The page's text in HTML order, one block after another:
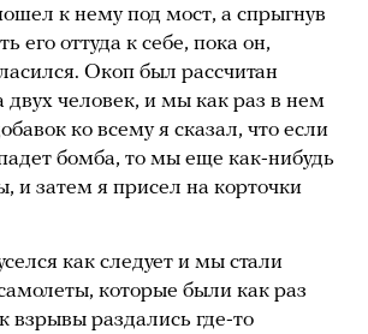
к нему под мост, а спрыгнув
его оттуда к себе, пока он,
Окоп был рассчитан
двух человек, и мы как раз в нем
ко всему я сказал, что если
бомба, то мы еще как-нибудь
и затем я присел на корточки
как следует и мы стали
которые были как раз
взрывы раздались где-то